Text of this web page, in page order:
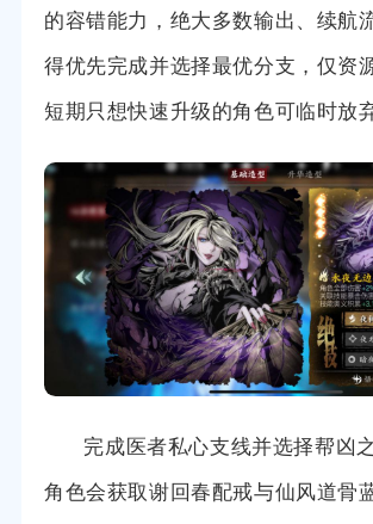
的容错能力，绝大多数输出、续航
得优先完成并选择最优分支，仅资
短期只想快速升级的角色可临时放
完成医者私心支线并选择帮凶
角色会获取谢回春配戒与仙风道骨